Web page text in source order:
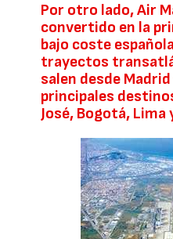
Por otro lado, Air
convertido en la
bajo coste
trayectos
salen desde
principales
José, Bogotá, Lima